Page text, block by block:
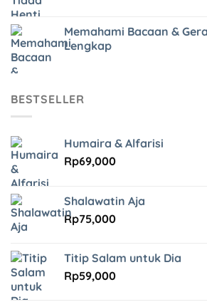
Memahami Bacaan &
Lengkap
BESTSELLER
Humaira & Alfarisi
Rp69,000
Shalawatin Aja
Rp75,000
Titip Salam untuk Dia
Rp59,000